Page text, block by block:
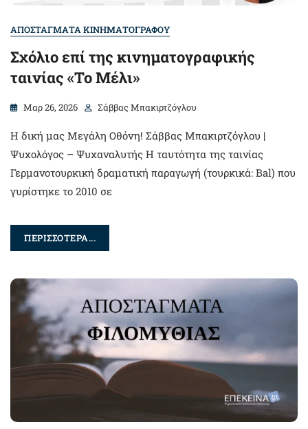
ΑΠΟΣΤΑΓΜΑΤΑ ΚΙΝΗΜΑΤΟΓΡΑΦΟΥ
Σχόλιο επί της κινηματογραφικής
ταινίας «Το Μέλι»
Μαρ 26, 2026 Σάββας Μπακιρτζόγλου
Η δική μας Μεγάλη Οθόνη! Σάββας Μπακιρτζόγλου |
Ψυχολόγος – Ψυχαναλυτής Η ταυτότητα της ταινίας
Γερμανοτουρκική δραματική παραγωγή (τουρκικά: Bal) που
γυρίστηκε το 2010 σε
ΠΕΡΙΣΣΟΤΕΡΑ...